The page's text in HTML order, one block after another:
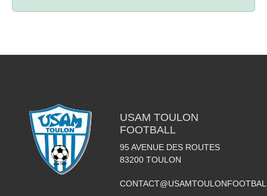
USAM TOULON
FOOTBALL
95 AVENUE DES ROUTES
83200 TOULON